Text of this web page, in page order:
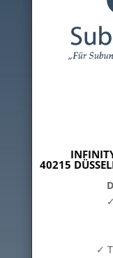
40215
✓